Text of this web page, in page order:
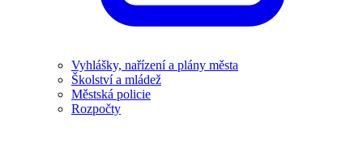
Vyhlášky, nařízení a plány města
Školství a mládež
Městská policie
Rozpočty